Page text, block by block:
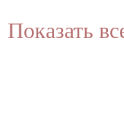
Показать